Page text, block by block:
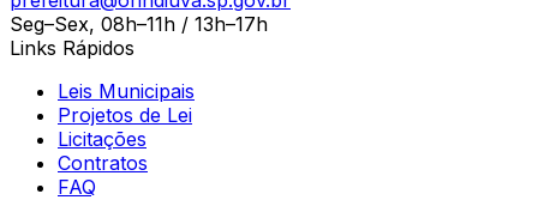
Seg–Sex, 08h–11h / 13h–17h
Links Rápidos
Leis Municipais
Projetos de Lei
Licitações
Contratos
FAQ